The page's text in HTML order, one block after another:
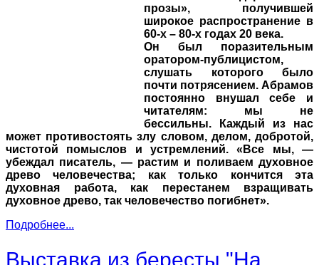
прозы», получившей
широкое распространение в
60-х – 80-х годах 20 века.
Он был поразительным
оратором-публицистом,
слушать которого было
почти потрясением. Абрамов
постоянно внушал себе и
читателям: мы не
бессильны. Каждый из нас
может противостоять злу словом, делом, добротой,
чистотой помыслов и устремлений. «Все мы, —
убеждал писатель, — растим и поливаем духовное
древо человечества; как только кончится эта
духовная работа, как перестанем взращивать
духовное древо, так человечество погибнет».
Подробнее...
Выставка из бересты "На